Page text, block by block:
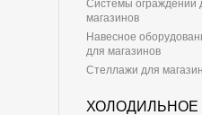
Системы ограждений
магазинов
Навесное
для магазинов
Стеллажи для
ХОЛОДИЛЬНОЕ